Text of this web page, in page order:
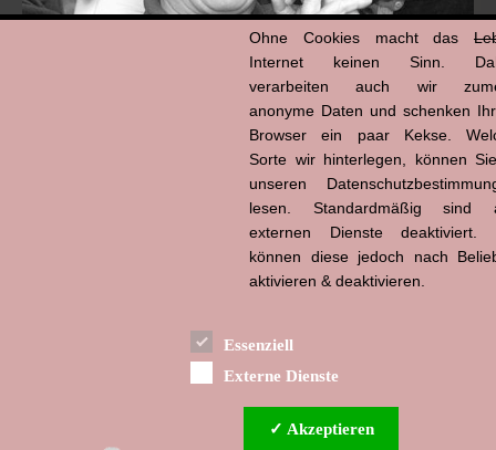
Ohne Cookies macht das
Internet keinen Sinn.
verarbeiten auch wir
anonyme Daten und schenken
Browser ein paar Kekse.
Sorte wir hinterlegen, können
unseren
lesen. Standardmäßig sind
externen Dienste deaktiviert.
können diese jedoch nach
aktivieren & deaktivieren.
Essenziell
Externe Dienste
✓ Akzeptieren